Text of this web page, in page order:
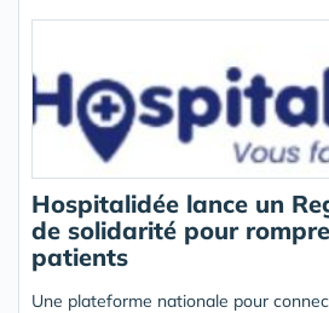
Hospitalidée lance un
de solidarité pour
patients
Une plateforme nationale pour